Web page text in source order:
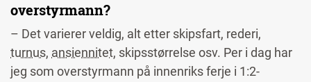
overstyrmann?
– Det varierer veldig, alt etter skipsfart, rederi,
turnus, ansiennitet, skipsstørrelse osv. Per i dag har
jeg som overstyrmann på innenriks ferje i 1:2-